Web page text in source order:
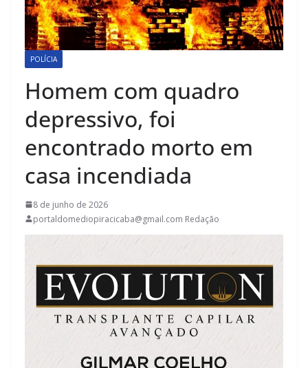
POLÍCIA
Homem com quadro
depressivo, foi
encontrado morto em
casa incendiada
8 de junho de 2026
portaldomediopiracicaba@gmail.com Redação